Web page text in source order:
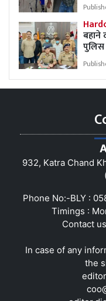
बहाने
932, Katra Chand
Phone No:-BLY :
Timings :
Contact
In case of any
the